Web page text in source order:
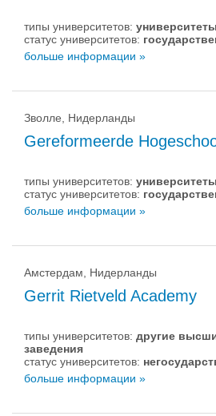
типы университетов: университеты
статус университетов:
больше информации »
Зволле, Нидерланды
Gereformeerde
типы университетов: университеты
статус университетов:
больше информации »
Амстердам, Нидерланды
Gerrit Rietveld Academy
типы университетов: другие
заведения
статус университетов:
больше информации »